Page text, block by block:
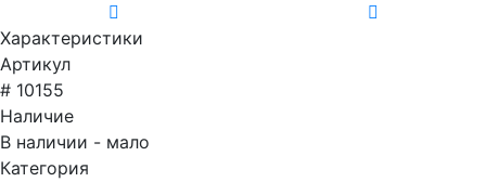
Характеристики
Артикул
# 10155
Наличие
В наличии - мало
Категория